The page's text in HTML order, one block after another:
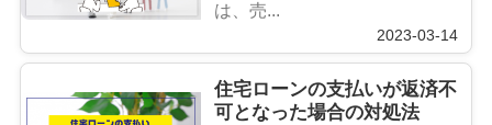
は、売...
2023-03-14
住宅ローンの支払いが返済不
可となった場合の対処法